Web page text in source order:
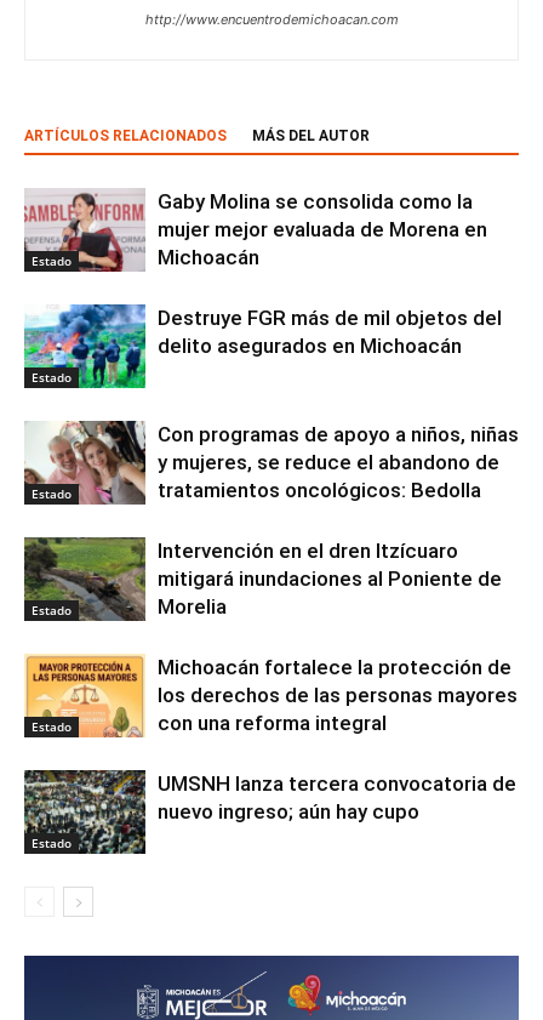
http://www.encuentrodemichoacan.com
ARTÍCULOS RELACIONADOS MÁS DEL AUTOR
Estado
Gaby Molina se consolida como la
mujer mejor evaluada de Morena en
Michoacán
Estado
Destruye FGR más de mil objetos del
delito asegurados en Michoacán
Estado
Con programas de apoyo a niños, niñas
y mujeres, se reduce el abandono de
tratamientos oncológicos: Bedolla
Estado
Intervención en el dren Itzícuaro
mitigará inundaciones al Poniente de
Morelia
Estado
Michoacán fortalece la protección de
los derechos de las personas mayores
con una reforma integral
Estado
UMSNH lanza tercera convocatoria de
nuevo ingreso; aún hay cupo